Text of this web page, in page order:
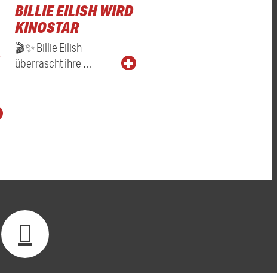
BILLIE EILISH WIRD
KINOSTAR
🎬✨ Billie Eilish
überrascht ihre …